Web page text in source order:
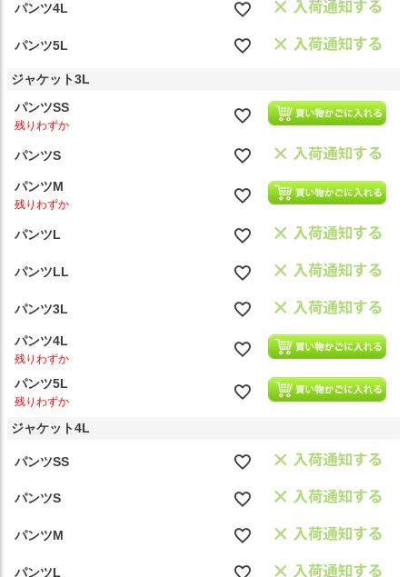
パンツ4L
パンツ5L
ジャケット3L
パンツSS
残りわずか
パンツS
パンツM
残りわずか
パンツL
パンツLL
パンツ3L
パンツ4L
残りわずか
パンツ5L
残りわずか
ジャケット4L
パンツSS
パンツS
パンツM
パンツL